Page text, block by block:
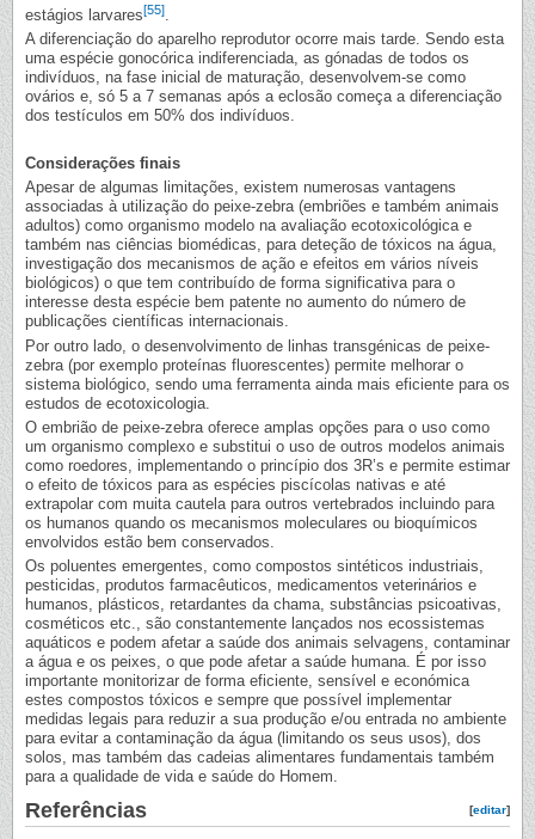
estágios larvares[55].
A diferenciação do aparelho reprodutor ocorre mais tarde. Sendo esta
uma espécie gonocórica indiferenciada, as gónadas de todos os
indivíduos, na fase inicial de maturação, desenvolvem-se como
ovários e, só 5 a 7 semanas após a eclosão começa a diferenciação
dos testículos em 50% dos indivíduos.
Considerações finais
Apesar de algumas limitações, existem numerosas vantagens
associadas à utilização do peixe-zebra (embriões e também animais
adultos) como organismo modelo na avaliação ecotoxicológica e
também nas ciências biomédicas, para deteção de tóxicos na água,
investigação dos mecanismos de ação e efeitos em vários níveis
biológicos) o que tem contribuído de forma significativa para o
interesse desta espécie bem patente no aumento do número de
publicações científicas internacionais.
Por outro lado, o desenvolvimento de linhas transgénicas de peixe-
zebra (por exemplo proteínas fluorescentes) permite melhorar o
sistema biológico, sendo uma ferramenta ainda mais eficiente para os
estudos de ecotoxicologia.
O embrião de peixe-zebra oferece amplas opções para o uso como
um organismo complexo e substitui o uso de outros modelos animais
como roedores, implementando o princípio dos 3R’s e permite estimar
o efeito de tóxicos para as espécies piscícolas nativas e até
extrapolar com muita cautela para outros vertebrados incluindo para
os humanos quando os mecanismos moleculares ou bioquímicos
envolvidos estão bem conservados.
Os poluentes emergentes, como compostos sintéticos industriais,
pesticidas, produtos farmacêuticos, medicamentos veterinários e
humanos, plásticos, retardantes da chama, substâncias psicoativas,
cosméticos etc., são constantemente lançados nos ecossistemas
aquáticos e podem afetar a saúde dos animais selvagens, contaminar
a água e os peixes, o que pode afetar a saúde humana. É por isso
importante monitorizar de forma eficiente, sensível e económica
estes compostos tóxicos e sempre que possível implementar
medidas legais para reduzir a sua produção e/ou entrada no ambiente
para evitar a contaminação da água (limitando os seus usos), dos
solos, mas também das cadeias alimentares fundamentais também
para a qualidade de vida e saúde do Homem.
[editar]
Referências